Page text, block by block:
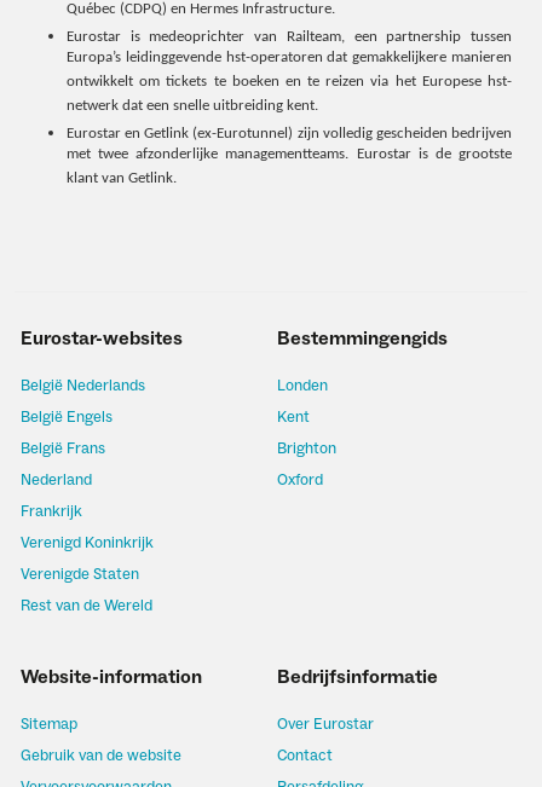
Québec (CDPQ) en Hermes Infrastructure.
Eurostar is medeoprichter van Railteam, een partnership tussen
Europa’s leidinggevende hst-operatoren dat gemakkelijkere manieren
ontwikkelt om tickets te boeken en te reizen via het Europese hst-
netwerk dat een snelle uitbreiding kent.
Eurostar en Getlink (ex-Eurotunnel) zijn volledig gescheiden bedrijven
met twee afzonderlijke managementteams. Eurostar is de grootste
klant van Getlink.
Eurostar-websites
België Nederlands
België Engels
België Frans
Nederland
Frankrijk
Verenigd Koninkrijk
Verenigde Staten
Rest van de Wereld
Bestemmingengids
Londen
Kent
Brighton
Oxford
Website-information
Sitemap
Gebruik van de website
Bedrijfsinformatie
Over Eurostar
Contact